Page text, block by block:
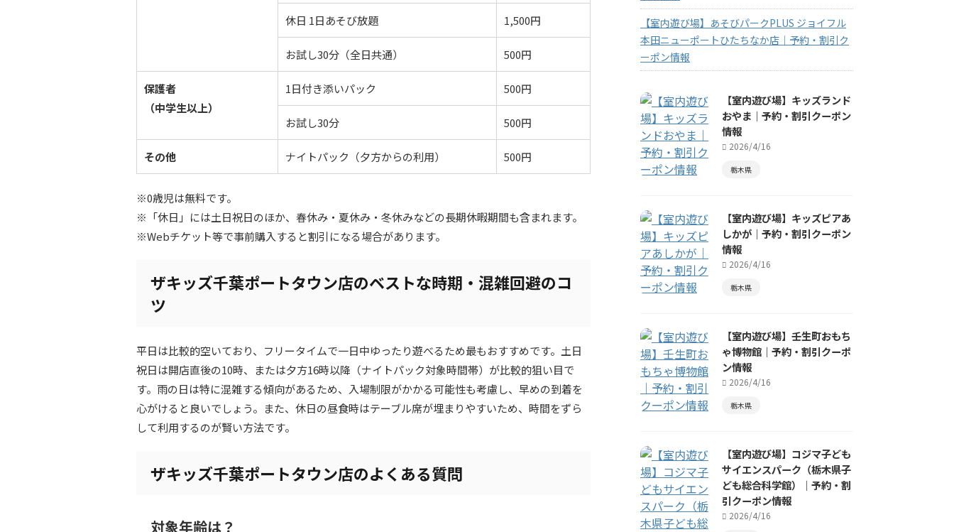
休日 1日あそび放題 1,500円
お試し30分（全日共通） 500円
保護者
（中学生以上）
1日付き添いパック 500円
お試し30分 500円
その他 ナイトパック（夕方からの利用） 500円
※0歳児は無料です。
※「休日」には土日祝日のほか、春休み・夏休み・冬休みなどの長期休暇期間も含まれます。
※Webチケット等で事前購入すると割引になる場合があります。
ザキッズ千葉ポートタウン店のベストな時期・混雑回避のコ
ツ
平日は比較的空いており、フリータイムで一日中ゆったり遊べるため最もおすすめです。土日
祝日は開店直後の10時、または夕方16時以降（ナイトパック対象時間帯）が比較的狙い目で
す。雨の日は特に混雑する傾向があるため、入場制限がかかる可能性も考慮し、早めの到着を
心がけると良いでしょう。また、休日の昼食時はテーブル席が埋まりやすいため、時間をずら
して利用するのが賢い方法です。
ザキッズ千葉ポートタウン店のよくある質問
対象年齢は？
【室内遊び場】あそびパークPLUS ジョイフル
本田ニューポートひたちなか店｜予約・割引ク
ーポン情報
【室内遊び場】キッズランド
おやま｜予約・割引クーポン
情報
2026/4/16
栃木県
【室内遊び場】キッズピアあ
しかが｜予約・割引クーポン
情報
2026/4/16
栃木県
【室内遊び場】壬生町おもち
ゃ博物館｜予約・割引クーポ
ン情報
2026/4/16
栃木県
【室内遊び場】コジマ子ども
サイエンスパーク（栃木県子
ども総合科学館）｜予約・割
引クーポン情報
2026/4/16